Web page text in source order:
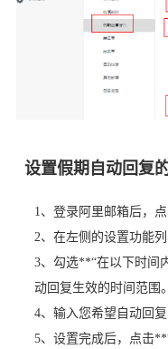
设置假期自动回复的
1、登录阿里邮箱后，
2、在左侧的设置功能
3、勾选**“在以下时间
动回复生效的时间范围。
4、输入您希望自动回复
5、设置完成后，点击